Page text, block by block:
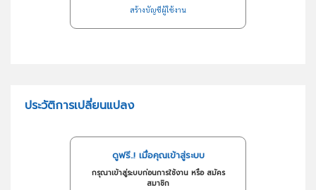
สร้างบัญชีผู้ใช้งาน
ประวัติการเปลี่ยนแปลง
ดูฟรี..! เมื่อคุณเข้าสู่ระบบ
กรุณาเข้าสู่ระบบก่อนการใช้งาน หรือ สมัคร
สมาชิก